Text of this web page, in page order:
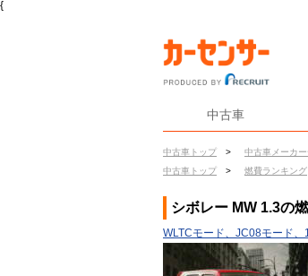
{
中古車
中古車トップ > 中古車メーカー
中古車トップ
> 燃費ランキング
シボレー MW 1.3の
WLTCモード、JC08モード